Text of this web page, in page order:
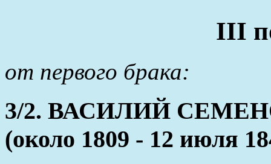
III
от первого брака:
3/2. ВАСИЛИЙ
(около 1809 - 12 июля